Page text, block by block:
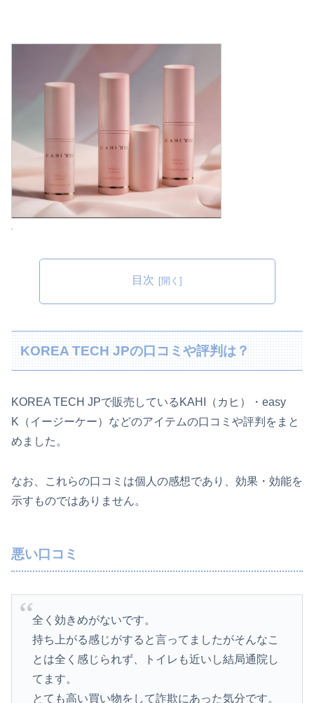
目次
KOREA TECH JPの口コミや評判は？
KOREA TECH JPで販売しているKAHI（カヒ）・easy
K（イージーケー）などのアイテムの口コミや評判をまと
めました。
なお、これらの口コミは個人の感想であり、効果・効能を
示すものではありません。
悪い口コミ
全く効きめがないです。
持ち上がる感じがすると言ってましたがそんなこ
とは全く感じられず、トイレも近いし結局通院し
てます。
とても高い買い物をして詐欺にあった気分です。